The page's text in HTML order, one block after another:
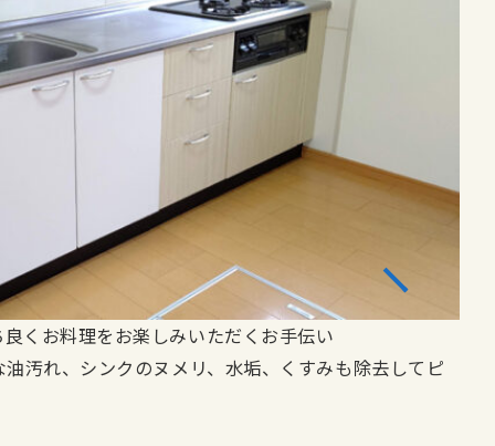
くお料理をお楽しみいただくお手伝い
汚れ、シンクのヌメリ、水垢、くすみも除去してピ